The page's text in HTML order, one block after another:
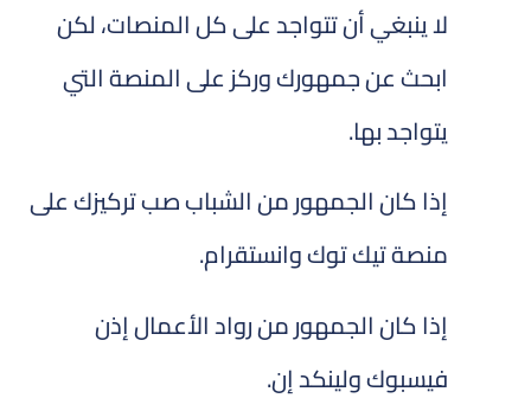
لا ينبغي أن تتواجد على كل المنصات، لكن
ابحث عن جمهورك وركز على المنصة التي
يتواجد بها.
إذا كان الجمهور من الشباب صب تركيزك على
منصة تيك توك وانستقرام.
إذا كان الجمهور من رواد الأعمال إذن
فيسبوك ولينكد إن.